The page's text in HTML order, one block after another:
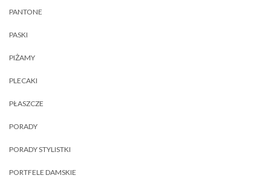
PANTONE
PASKI
PIŻAMY
PLECAKI
PŁASZCZE
PORADY
PORADY STYLISTKI
PORTFELE DAMSKIE